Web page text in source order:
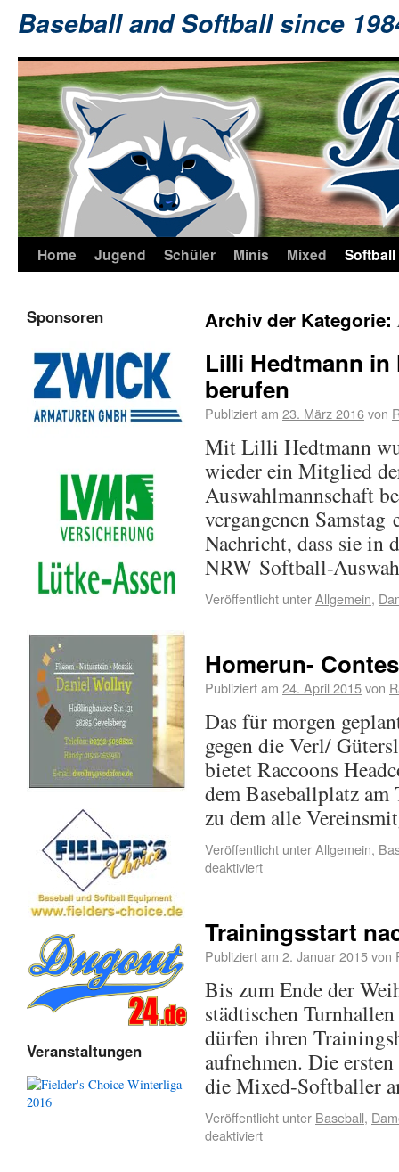
Baseball and Softball since
Home Jugend Schüler Minis Mixed Softball
Archiv der Kategorie:
Lilli Hedtmann
berufen
Publiziert am 23. März 2016von
Mit Lilli Hedtmann
wieder ein Mitglied
Auswahlmannschaft
vergangenen
Nachricht, dass sie in
NRW Softball-
Veröffentlicht unterAllgemein,
Homerun-
Publiziert am 24. April 2015von
Das für morgen
gegen die Verl/
bietet Raccoons
dem Baseballplatz am
zu dem alle
Veröffentlicht unterAllgemein,
deaktiviert
Trainingsstart
Publiziert am 2. Januar 2015von
Bis zum Ende der
städtischen
dürfen ihren
aufnehmen. Die
die Mixed-Softballer
Veröffentlicht unter Baseball,
deaktiviert
Sponsoren
Veranstaltungen